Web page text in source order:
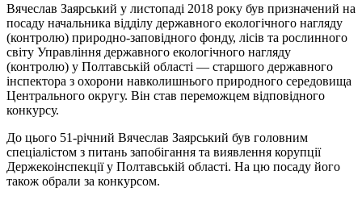
Вячеслав Заярський у листопаді 2018 року був призначений на
посаду начальника відділу державного екологічного нагляду
(контролю) природно-заповідного фонду, лісів та рослинного
світу Управління державного екологічного нагляду
(контролю) у Полтавській області — старшого державного
інспектора з охорони навколишнього природного середовища
Центрального округу. Він став переможцем відповідного
конкурсу.
До цього 51-річний Вячеслав Заярський був головним
спеціалістом з питань запобігання та виявлення корупції
Держекоінспекції у Полтавській області. На цю посаду його
також обрали за конкурсом.